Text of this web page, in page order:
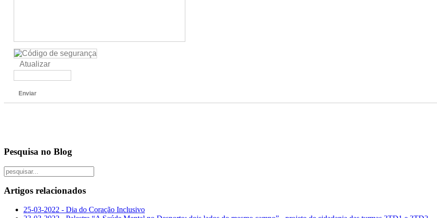
Atualizar
Enviar
Pesquisa no Blog
Artigos relacionados
25-03-2022 - Dia do Coração Inclusivo